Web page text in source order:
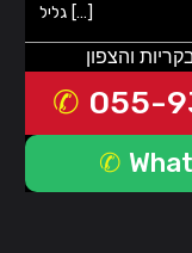
גליל […]
והצפון
055-